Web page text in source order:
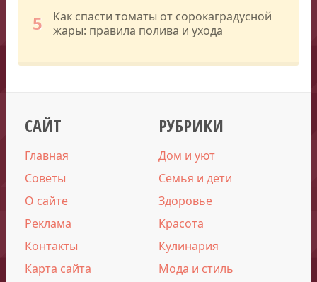
5
Как спасти томаты от сорокаградусной
жары: правила полива и ухода
САЙТ
Главная
Советы
О сайте
Реклама
Контакты
Карта сайта
РУБРИКИ
Дом и уют
Семья и дети
Здоровье
Красота
Кулинария
Мода и стиль